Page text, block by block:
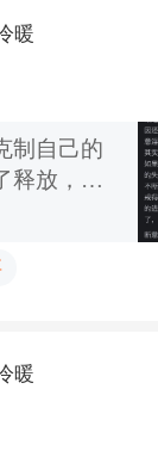
暖
制自己的
释放，其
暖